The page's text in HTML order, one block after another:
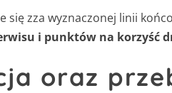
się zza wyznaczonej linii
i punktów na korzyść
oraz